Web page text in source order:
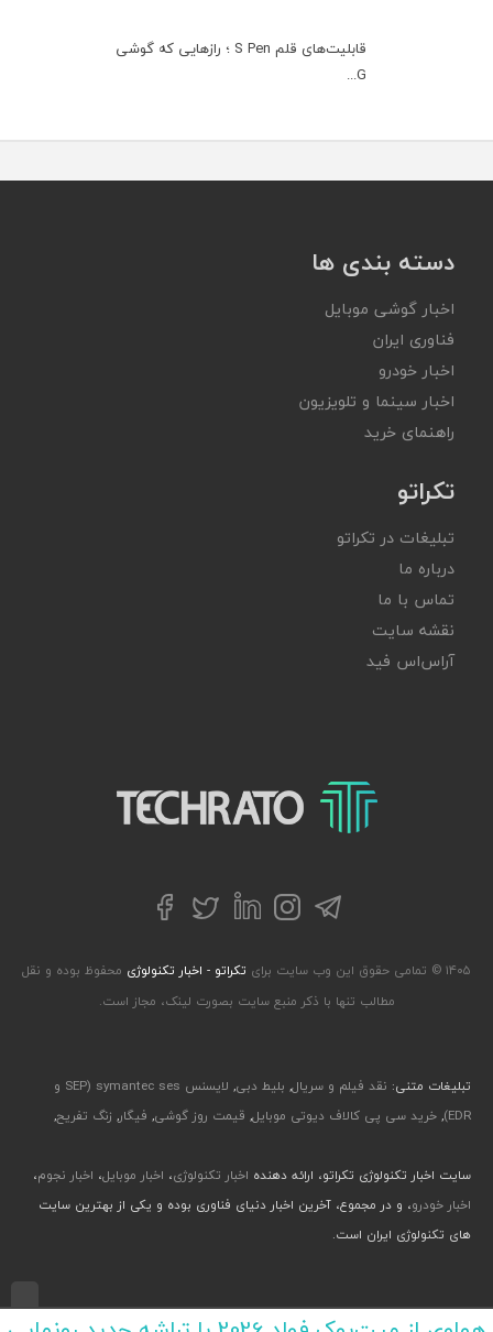
قابلیت‌های قلم S Pen ؛ رازهایی که گوشی
G...
دسته بندی ها
اخبار گوشی موبایل
فناوری ایران
اخبار خودرو
اخبار سینما و تلویزیون
راهنمای خرید
تکراتو
تبلیغات در تکراتو
درباره ما
تماس با ما
نقشه سایت
آر‌اس‌اس فید
تکراتو – زندگی با تکنولوژی
تلگراماینستاگرام
لینکداینتوییترفیسبوک
۱۴۰۵ © تمامی حقوق این وب سایت برای تکراتو - اخبار تکنولوژی محفوظ بوده و نقل
مطالب تنها با ذکر منبع سایت بصورت لینک، مجاز است.
تبلیغات متنی: نقد فیلم و سریال, بلیط دبی,
لایسنس symantec ses (SEP و
EDR)
, خرید سی پی کالاف دیوتی موبایل, قیمت روز گوشی, فیگار, زنگ تفریح,
سایت اخبار تکنولوژی تکراتو، ارائه دهنده اخبار تکنولوژی، اخبار موبایل، اخبار نجوم،
اخبار خودرو، و در مجموع، آخرین اخبار دنیای فناوری بوده و یکی از بهترین سایت
های تکنولوژی ایران است.
طراحی رابط کاربری و تجربی توسط جواد صابری، گروه افرو - اجرا با طراحی وب پارسا